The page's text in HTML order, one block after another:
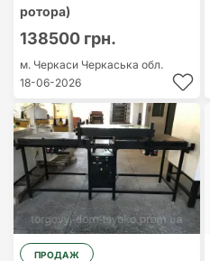
ротора)
138500 грн.
м. Черкаси Черкаська обл.
18-06-2026
ПРОДАЖ